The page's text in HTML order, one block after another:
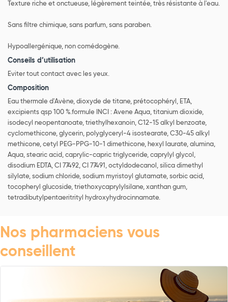
Texture riche et onctueuse, légèrement teintée, très résistante à l'eau.
Sans filtre chimique, sans parfum, sans paraben.
Hypoallergénique, non comédogène.
Conseils d’utilisation
Eviter tout contact avec les yeux.
Composition
Eau thermale d'Avène, dioxyde de titane, prétocophéryl, ETA,
excipients qsp 100 %.formule INCI : Avene Aqua, titanium dioxide,
isodecyl neopentanoate, triethylhexanoin, C12-15 alkyl benzoate,
cyclomethicone, glycerin, polyglyceryl-4 isostearate, C30-45 alkyl
methicone, cetyl PEG-PPG-10-1 dimethicone, hexyl laurate, alumina,
Aqua, stearic acid, caprylic-capric triglyceride, caprylyl glycol,
disodium EDTA, CI 77492, CI 77491, octyldodecanol, silica dimethyl
silylate, sodium chloride, sodium myristoyl glutamate, sorbic acid,
tocopheryl glucoside, triethoxycaprylylsilane, xanthan gum,
tetradibutylpentaeritrityl hydroxyhydrocinnamate.
Nos pharmaciens vous
conseillent